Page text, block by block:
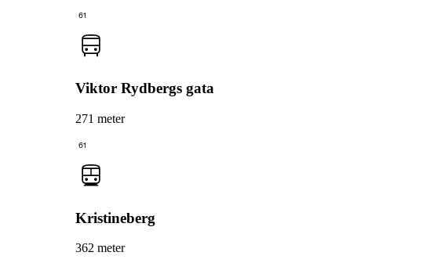
61
Viktor Rydbergs gata
271 meter
61
Kristineberg
362 meter